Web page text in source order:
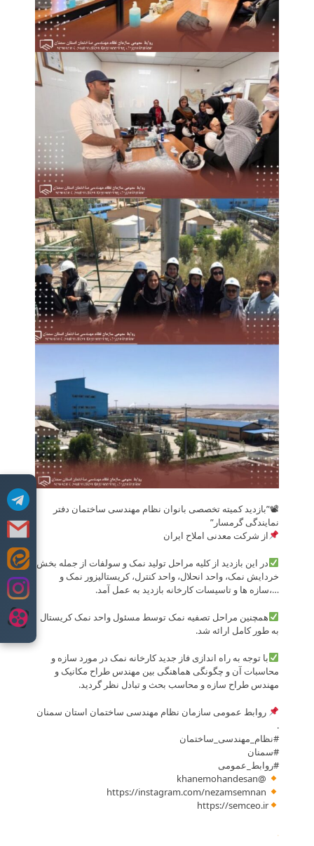
Skip
to
content
📽”بازدید کمیته تخصصی بانوان نظام مهندسی ساختمان دفتر
نمایندگی گرمسار”
از شرکت معدنی املاح ایران
در این بازدید از کلیه مراحل تولید نمک و سولفات از جمله بخش
خردایش نمک، واحد انحلال، واحد کنترل، کریستالیزور نمک و
…،سازه ها و تاسیسات کارخانه بازدید به عمل آمد.
همچنین مراحل تصفیه نمک توسط مسئول واحد نمک کریستال
به طور کامل ارائه شد.
با توجه به راه اندازی فاز جدید کارخانه نمک در مورد سازه و
محاسبات آن و چگونگی هماهنگی بین مهندس طراح مکانیک و
مهندس طراح سازه و محاسب بحث و تبادل نظر گردید.
روابط عمومی سازمان نظام مهندسی ساختمان استان سمنان
.
#نظام_مهندسی_ساختمان
#سمنان
#روابط_عمومی
@khanemohandesan
https://semceo.ir
.